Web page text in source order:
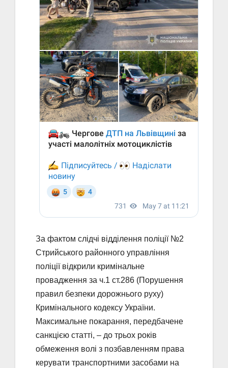
За фактом слідчі відділення поліції №2
Стрийського районного управління
поліції відкрили кримінальне
провадження за ч.1 ст.286 (Порушення
правил безпеки дорожнього руху)
Кримінального кодексу України.
Максимальне покарання, передбачене
санкцією статті, – до трьох років
обмеження волі з позбавленням права
керувати транспортними засобами на